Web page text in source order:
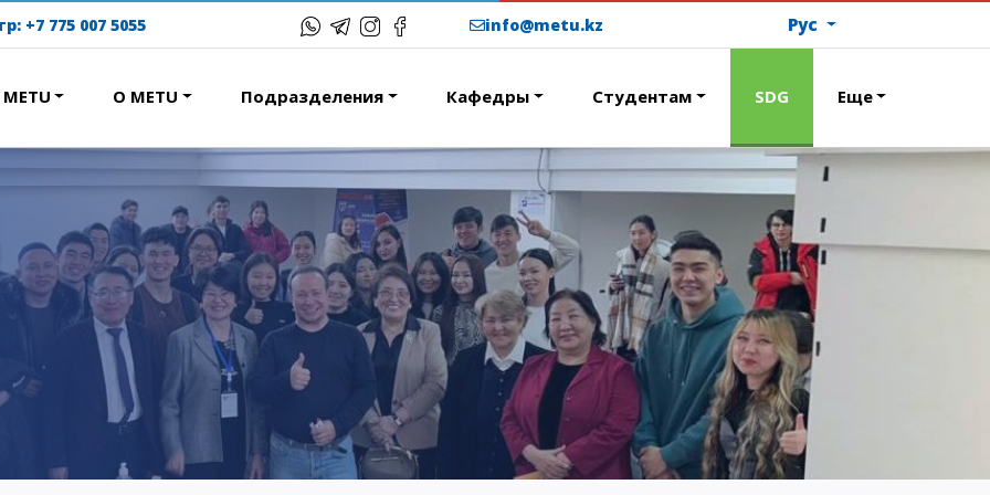
программа АССА
и общежития
studying
ОБРАЗОВАТЕЛЬНЫЕ
ПРОГРАММЫ
Колледж
Бакалавриат
Магистратура
Докторантура
Второе высшее
Очное с применением
дистанционных технологий
ОПЛАТИТЬ ОБУЧЕНИЕ
+7 775 007 5055 info@metu.kz Рус
О METU Подразделения Кафедры Студентам SDG Еще